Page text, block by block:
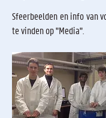
Sfeerbeelden en info van
te vinden op "Media".